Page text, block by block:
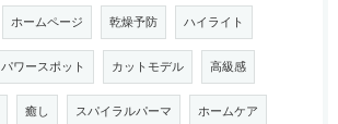
ホームページ 乾燥予防 ハイライト
パワースポット カットモデル 高級感
癒し スパイラルパーマ ホームケア